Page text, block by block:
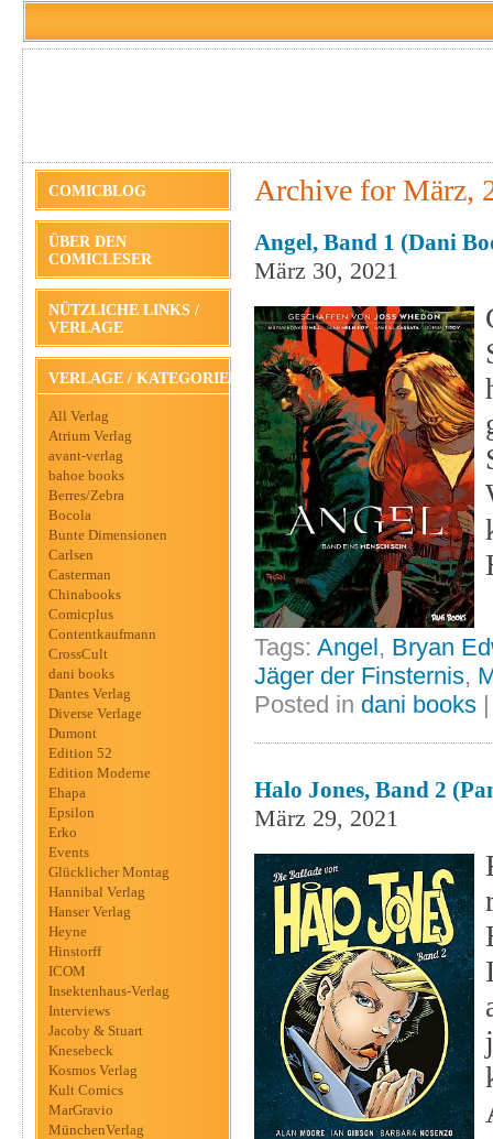
COMICBLOG
ÜBER DEN
COMICLESER
NÜTZLICHE LINKS /
VERLAGE
VERLAGE / KATEGORIEN
All Verlag
Atrium Verlag
avant-verlag
bahoe books
Berres/Zebra
Bocola
Bunte Dimensionen
Carlsen
Casterman
Chinabooks
Comicplus
Contentkaufmann
CrossCult
dani books
Dantes Verlag
Diverse Verlage
Dumont
Edition 52
Edition Moderne
Ehapa
Epsilon
Erko
Events
Glücklicher Montag
Hannibal Verlag
Hanser Verlag
Heyne
Hinstorff
ICOM
Insektenhaus-Verlag
Interviews
Jacoby & Stuart
Knesebeck
Kosmos Verlag
Kult Comics
MarGravio
MünchenVerlag
Archive for März,
Angel, Band 1 (dani
März 30, 2021
Tags: Angel, Bryan
Jäger der Finsternis,
Posted in dani books
Halo Jones, Band 2
März 29, 2021